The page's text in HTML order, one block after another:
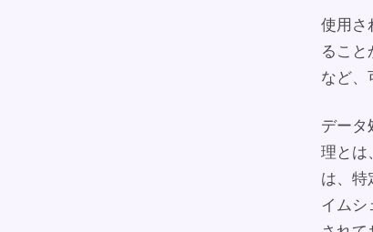
使用さ
るこ
など、
データ
理とは
は、特
イムシ